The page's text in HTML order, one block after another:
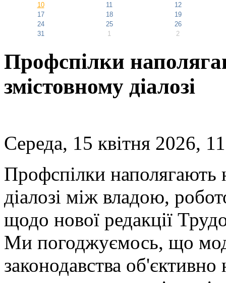
10
11
12
17
18
19
24
25
26
31
1 2
Профспілки
змістовному діалозі
Середа, 15 квітня 2026,
Профспілки наполягають
діалозі між владою,
щодо нової редакції
Ми погоджуємось, що
законодавства